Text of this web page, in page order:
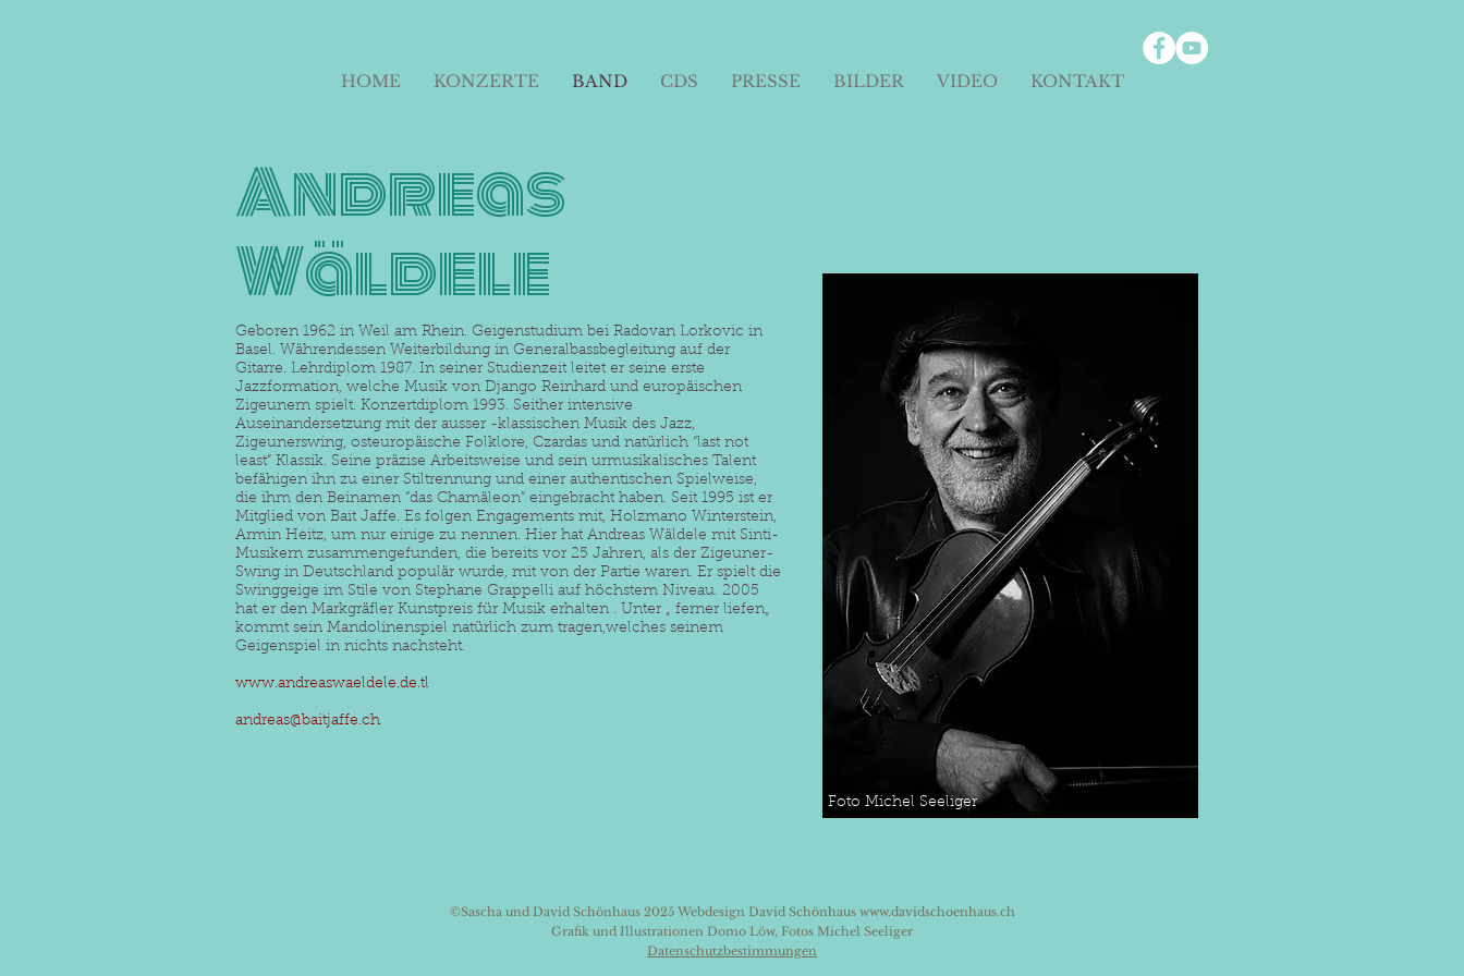
HOME KONZERTE BAND CDS PRESSE BILDER VIDEO KONTAKT
Andreas
Wäldele
Geboren 1962 in Weil am Rhein. Geigenstudium bei Radovan Lorkovic in
Basel. Währendessen Weiterbildung in Generalbassbegleitung auf der
Gitarre. Lehrdiplom 1987. In seiner Studienzeit leitet er seine erste
Jazzformation, welche Musik von Django Reinhard und europäischen
Zigeunern spielt. Konzertdiplom 1993. Seither intensive
Auseinandersetzung mit der ausser -klassischen Musik des Jazz,
Zigeunerswing, osteuropäische Folklore, Czardas und natürlich “last not
least” Klassik. Seine präzise Arbeitsweise und sein urmusikalisches Talent
befähigen ihn zu einer Stiltrennung und einer authentischen Spielweise,
die ihm den Beinamen “das Chamäleon” eingebracht haben. Seit 1995 ist er
Mitglied von Bait Jaffe. Es folgen Engagements mit, Holzmano Winterstein,
Armin Heitz, um nur einige zu nennen. Hier hat Andreas Wäldele mit Sinti-
Musikern zusammengefunden, die bereits vor 25 Jahren, als der Zigeuner-
Swing in Deutschland populär wurde, mit von der Partie waren. Er spielt die
Swinggeige im Stile von Stephane Grappelli auf höchstem Niveau. 2005
hat er den Markgräfler Kunstpreis für Musik erhalten . Unter „ ferner liefen„
kommt sein Mandolinenspiel natürlich zum tragen,welches seinem
Geigenspiel in nichts nachsteht.
www.andreaswaeldele.de.tl
andreas@baitjaffe.ch
Foto Michel Seeliger
©Sascha und David Schönhaus 2025 Webdesign David Schönhaus www.davidschoenhaus.ch
Grafik und Illustrationen Domo Löw, Fotos Michel Seeliger
Datenschutzbestimmungen